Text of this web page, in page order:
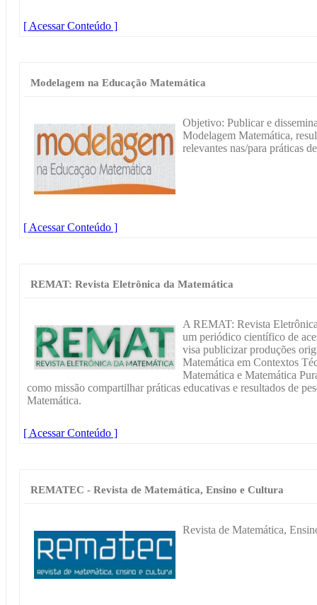
[ Acessar Conteúdo ]
Modelagem na Educação Matemática
Objetivo: Publicar e
Modelagem Matemática,
relevantes nas/para práticas
[ Acessar Conteúdo ]
REMAT: Revista Eletrônica da Matemática
A REMAT: Revista
um periódico científico de
visa publicizar produções
Matemática em Contextos
Matemática e Matemática
como missão compartilhar práticas educativas e resultados de
Matemática.
[ Acessar Conteúdo ]
REMATEC - Revista de Matemática, Ensino e Cultura
Revista de Matemática,